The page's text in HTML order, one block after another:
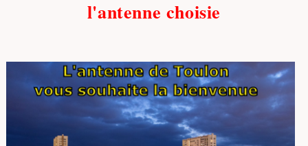
l'antenne choisie